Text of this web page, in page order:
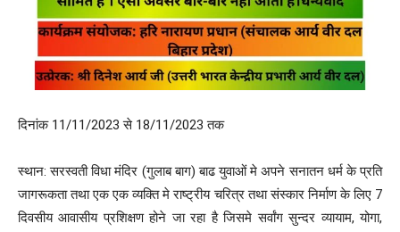
दिनांक 11/11/2023 से 18/11/2023 तक
स्थान: सरस्वती विधा मंदिर (गुलाब बाग) बाढ युवाओं मे अपने सनातन धर्म के प्रति
जागरूकता तथा एक एक व्यक्ति मे राष्ट्रीय चरित्र तथा संस्कार निर्माण के लिए 7
दिवसीय आवासीय प्रशिक्षण होने जा रहा है जिसमे सर्वांग सुन्दर व्यायाम, योगा,